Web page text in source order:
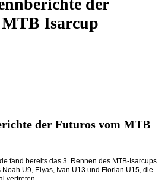
Isarcup
der Futuros vom MTB
fand bereits das 3. Rennen des MTB-Isarcups
U9, Elyas, Ivan U13 und Florian U15, die